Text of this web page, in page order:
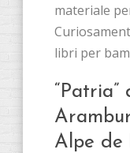
materiale
libri per
Alpe de